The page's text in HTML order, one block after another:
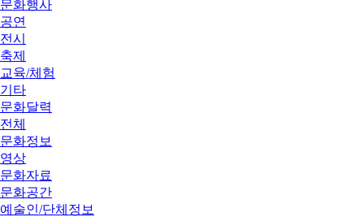
문화행사
공연
전시
축제
교육/체험
기타
문화달력
전체
문화정보
영상
문화자료
문화공간
예술인/단체정보